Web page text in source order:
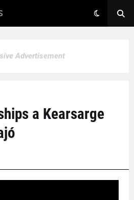
Advertisement
a Kearsarge